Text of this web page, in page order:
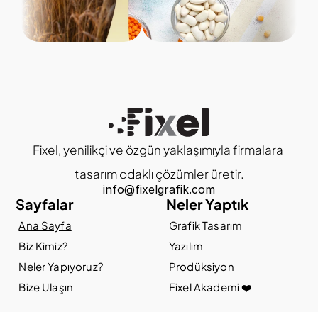
Fixel, yenilikçi ve özgün yaklaşımıyla firmalara
tasarım odaklı çözümler üretir.
info@fixelgrafik.com
Sayfalar
Ana Sayfa
Biz Kimiz?
Neler Yapıyoruz?
Bize Ulaşın
Neler Yaptık
Grafik Tasarım
Yazılım
Prodüksiyon
Fixel Akademi ❤️